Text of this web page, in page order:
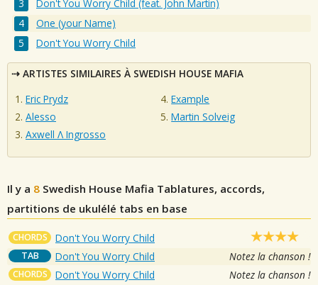
Don't You Worry Child (feat. John Martin)
One (your Name)
Don't You Worry Child
ARTISTES SIMILAIRES À SWEDISH HOUSE MAFIA
Eric Prydz
Alesso
Axwell Λ Ingrosso
Example
Martin Solveig
Il y a 8 Swedish House Mafia Tablatures, accords,
partitions de ukulélé tabs en base
CHORDS Don't You Worry Child
TAB Don't You Worry Child Notez la chanson !
CHORDS Don't You Worry Child Notez la chanson !